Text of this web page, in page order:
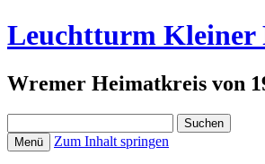
Leuchtturm Kleiner
Wremer Heimatkreis von
nach:
Menü Zum Inhalt springen